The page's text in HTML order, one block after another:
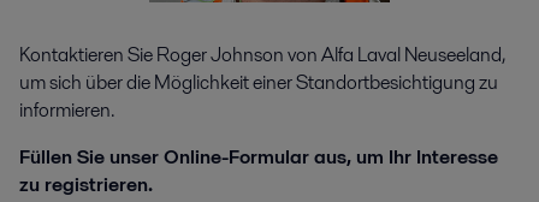
Kontaktieren Sie Roger Johnson von Alfa Laval Neuseeland,
um sich über die Möglichkeit einer Standortbesichtigung zu
informieren.
Füllen Sie unser Online-Formular aus, um Ihr Interesse
zu registrieren.